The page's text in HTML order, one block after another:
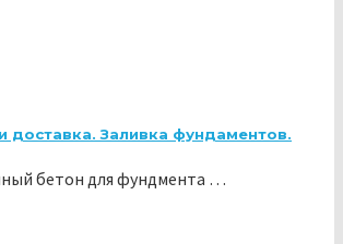
доставка. Заливка фундаментов.
бетон для фундмента …